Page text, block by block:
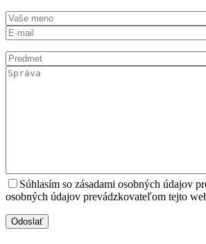
Súhlasím so zásadami osobných údajov
osobných údajov prevádzkovateľom tejto
Odoslať